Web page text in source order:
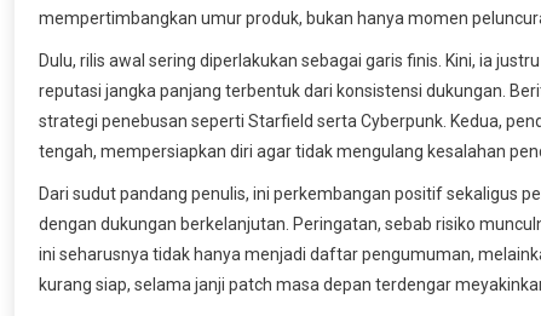
mempertimbangkan umur produk, bukan hanya momen
Dulu, rilis awal sering diperlakukan sebagai garis finis. Kini, ia
reputasi jangka panjang terbentuk dari konsistensi dukungan.
strategi penebusan seperti Starfield serta Cyberpunk. Kedua,
tengah, mempersiapkan diri agar tidak mengulang kesalahan
Dari sudut pandang penulis, ini perkembangan positif sekaligus
dengan dukungan berkelanjutan. Peringatan, sebab risiko
ini seharusnya tidak hanya menjadi daftar pengumuman,
kurang siap, selama janji patch masa depan terdengar